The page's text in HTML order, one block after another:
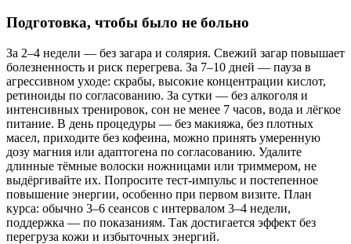
Подготовка, чтобы было не больно
За 2–4 недели — без загара и солярия. Свежий загар повышает
болезненность и риск перегрева. За 7–10 дней — пауза в
агрессивном уходе: скрабы, высокие концентрации кислот,
ретиноиды по согласованию. За сутки — без алкоголя и
интенсивных тренировок, сон не менее 7 часов, вода и лёгкое
питание. В день процедуры — без макияжа, без плотных
масел, приходите без кофеина, можно принять умеренную
дозу магния или адаптогена по согласованию. Удалите
длинные тёмные волоски ножницами или триммером, не
выдёргивайте их. Попросите тест-импульс и постепенное
повышение энергии, особенно при первом визите. План
курса: обычно 3–6 сеансов с интервалом 3–4 недели,
поддержка — по показаниям. Так достигается эффект без
перегруза кожи и избыточных энергий.